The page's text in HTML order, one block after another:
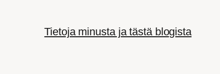
Tietoja minusta ja tästä blogista